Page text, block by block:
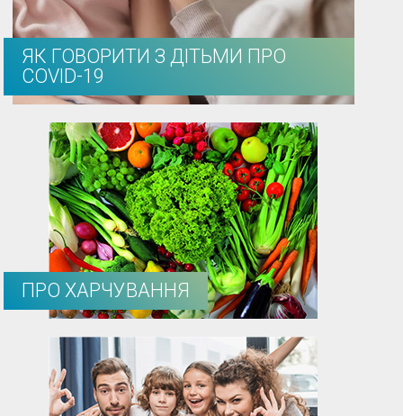
ЯК ГОВОРИТИ З ДІТЬМИ ПРО
COVID-19
ПРО ХАРЧУВАННЯ